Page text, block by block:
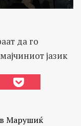
да го
јазик
Марушиќ